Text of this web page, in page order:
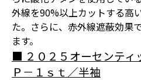
外線を90%以上カットする高
た。さらに、赤外線遮蔽効果
ます。
■ ２０２５オーセンテ
Ｐ－１ｓｔ／半袖